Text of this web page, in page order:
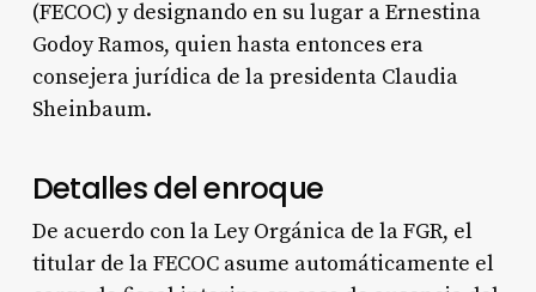
(FECOC) y designando en su lugar a Ernestina
Godoy Ramos, quien hasta entonces era
consejera jurídica de la presidenta Claudia
Sheinbaum.
Detalles del enroque
De acuerdo con la Ley Orgánica de la FGR, el
titular de la FECOC asume automáticamente el